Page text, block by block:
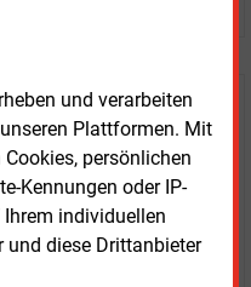
und verarbeiten
Plattformen. Mit
persönlichen
Kennungen oder IP-
individuellen
und diese Drittanbieter
und
Nachrichten mit